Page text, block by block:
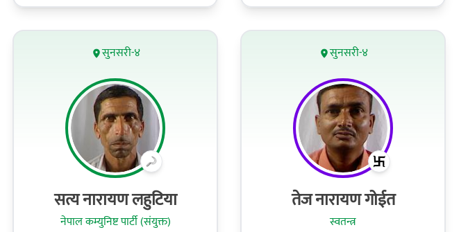
सुनसरी-४
सत्य नारायण लहुटिया
नेपाल कम्युनिष्ट पार्टी (संयुक्त)
सुनसरी-४
तेज नारायण गोईत
स्वतन्त्र